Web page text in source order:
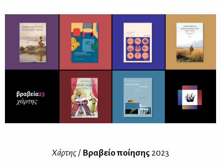
Χάρ­της / Βρα­βείο ποί­η­σης 2023